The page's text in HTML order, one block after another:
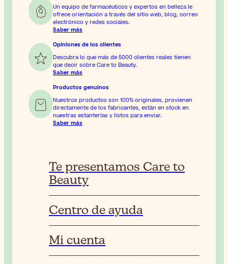
Un equipo de farmacéuticos y expertos en belleza le
ofrece orientación a través del sitio web, blog, correo
electrónico y redes sociales.
Saber más
Opiniones de los clientes
Descubra lo que más de 5000 clientes reales tienen
que decir sobre Care to Beauty.
Saber más
Productos genuinos
Nuestros productos son 100% originales, provienen
directamente de los fabricantes, están en stock en
nuestras estanterías y listos para enviar.
Saber más
Te presentamos Care to
Beauty
Centro de ayuda
Mi cuenta